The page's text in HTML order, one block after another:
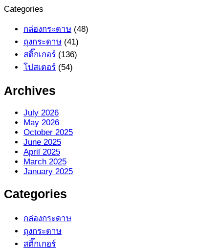
Categories
กล่องกระดาษ (48)
ถุงกระดาษ (41)
สติ๊กเกอร์ (136)
โปสเตอร์ (54)
Archives
July 2026
May 2026
October 2025
June 2025
April 2025
March 2025
January 2025
Categories
กล่องกระดาษ
ถุงกระดาษ
สติ๊กเกอร์